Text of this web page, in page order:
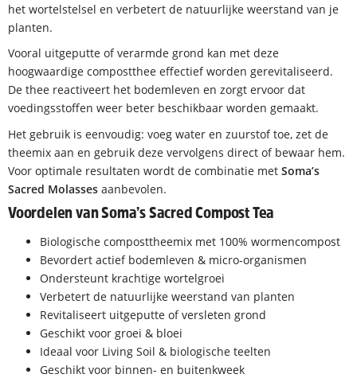
het wortelstelsel en verbetert de natuurlijke weerstand van je
planten.
Vooral uitgeputte of verarmde grond kan met deze
hoogwaardige compostthee effectief worden gerevitaliseerd.
De thee reactiveert het bodemleven en zorgt ervoor dat
voedingsstoffen weer beter beschikbaar worden gemaakt.
Het gebruik is eenvoudig: voeg water en zuurstof toe, zet de
theemix aan en gebruik deze vervolgens direct of bewaar hem.
Voor optimale resultaten wordt de combinatie met Soma’s
Sacred Molasses aanbevolen.
Voordelen van Soma’s Sacred Compost Tea
Biologische composttheemix met 100% wormencompost
Bevordert actief bodemleven & micro-organismen
Ondersteunt krachtige wortelgroei
Verbetert de natuurlijke weerstand van planten
Revitaliseert uitgeputte of versleten grond
Geschikt voor groei & bloei
Ideaal voor Living Soil & biologische teelten
Geschikt voor binnen- en buitenkweek